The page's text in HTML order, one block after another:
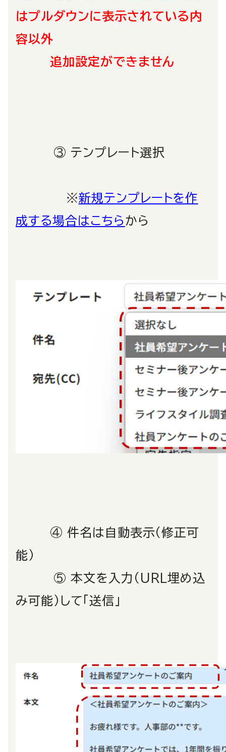
はプルダウンに表示されている内
容以外
追加設定ができません
③ テンプレート選択
※新規テンプレートを作
成する場合はこちら から
④ 件名は自動表示（修正可
能）
⑤ 本文を入力（URL埋め込
み可能）して「送信」